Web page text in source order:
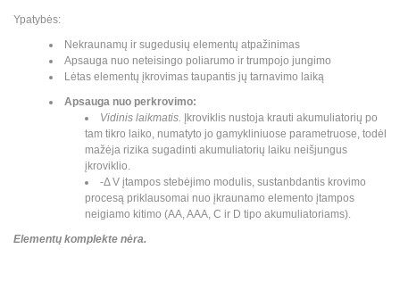
Ypatybės:
Nekraunamų ir sugedusių elementų atpažinimas
Apsauga nuo neteisingo poliarumo ir trumpojo jungimo
Lėtas elementų įkrovimas taupantis jų tarnavimo laiką
Apsauga nuo perkrovimo:
Vidinis laikmatis.
Įkroviklis nustoja krauti akumuliatorių po
tam tikro laiko, numatyto jo gamykliniuose parametruose, todėl
mažėja rizika sugadinti akumuliatorių laiku neišjungus
įkroviklio.
-Δ V įtampos stebėjimo modulis, sustanbdantis krovimo
procesą priklausomai nuo įkraunamo elemento įtampos
neigiamo kitimo (AA, AAA, C ir D tipo akumuliatoriams).
Elementų komplekte nėra.